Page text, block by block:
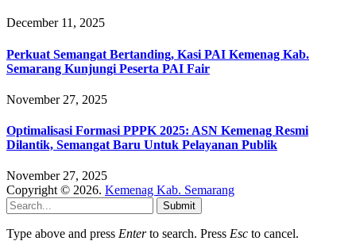
December 11, 2025
Perkuat Semangat Bertanding, Kasi PAI Kemenag Kab.
Semarang Kunjungi Peserta PAI Fair
November 27, 2025
Optimalisasi Formasi PPPK 2025: ASN Kemenag Resmi
Dilantik, Semangat Baru Untuk Pelayanan Publik
November 27, 2025
Copyright © 2026. Kemenag Kab. Semarang
Submit
Type above and press Enterto search. Press Esc to cancel.